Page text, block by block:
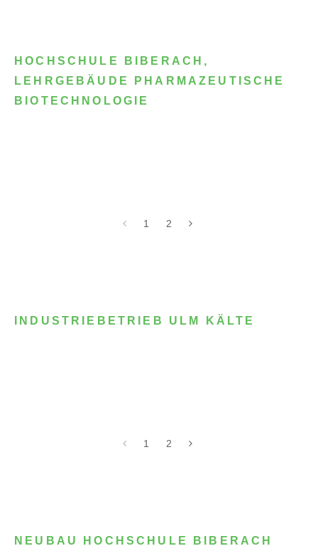
HOCHSCHULE BIBERACH,
LEHRGEBÄUDE PHARMAZEUTISCHE
BIOTECHNOLOGIE
1 2
INDUSTRIEBETRIEB ULM KÄLTE
1 2
NEUBAU HOCHSCHULE BIBERACH